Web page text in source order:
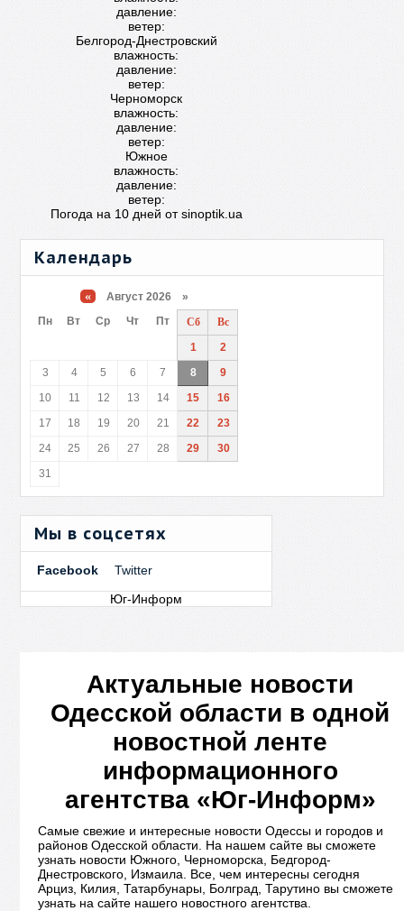
давление:
ветер:
Белгород-Днестровский
влажность:
давление:
ветер:
Черноморск
влажность:
давление:
ветер:
Южное
влажность:
давление:
ветер:
Погода на 10 дней отsinoptik.ua
Календарь
« Август 2026 »
Пн
Вт Ср Чт Пт Сб
Вс
1
2
3
4 5 6 7 8
9
10
11 12 13 14 15
16
17
18 19 20 21 22
23
24
25 26 27 28 29
30
31
Мы в соцсетях
Facebook
Twitter
Юг-Информ
Актуальные новости
Одесской области в одной
новостной ленте
информационного
агентства «Юг-Информ»
Самые свежие и интересные новости Одессы и городов и
районов Одесской области. На нашем сайте вы сможете
узнать новости Южного, Черноморска, Бедгород-
Днестровского, Измаила. Все, чем интересны сегодня
Арциз, Килия, Татарбунары, Болград, Тарутино вы сможете
узнать на сайте нашего новостного агентства.